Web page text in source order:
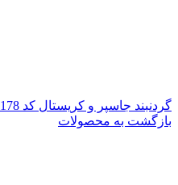
گردنبند جاسپر و کریستال کد 178
بازگشت به محصولات